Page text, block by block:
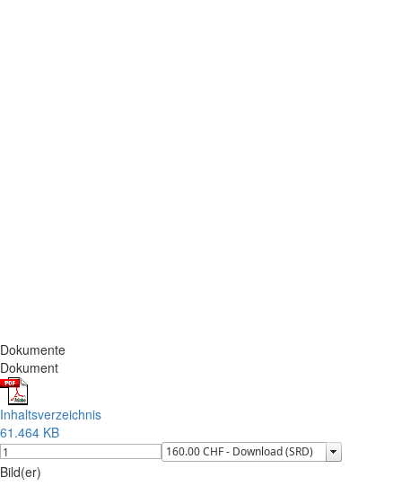
Dokumente
Dokument
Inhaltsverzeichnis
61.464 KB
Bild(er)